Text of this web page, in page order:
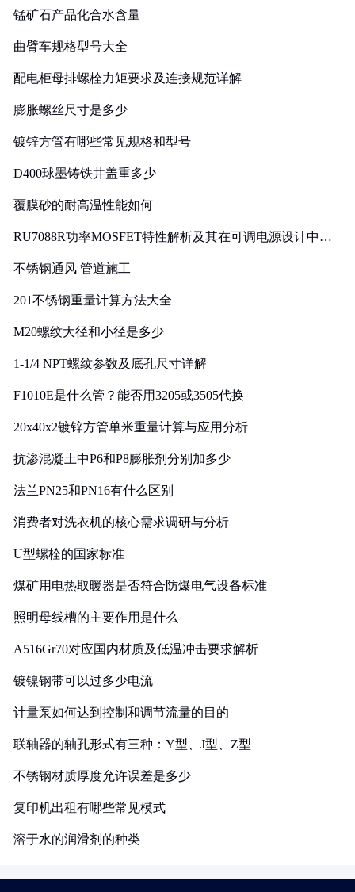
锰矿石产品化合水含量
曲臂车规格型号大全
配电柜母排螺栓力矩要求及连接规范详解
膨胀螺丝尺寸是多少
镀锌方管有哪些常见规格和型号
D400球墨铸铁井盖重多少
覆膜砂的耐高温性能如何
RU7088R功率MOSFET特性解析及其在可调电源设计中的
不锈钢通风 管道施工
201不锈钢重量计算方法大全
M20螺纹大径和小径是多少
1-1/4 NPT螺纹参数及底孔尺寸详解
F1010E是什么管？能否用3205或3505代换
20x40x2镀锌方管单米重量计算与应用分析
抗渗混凝土中P6和P8膨胀剂分别加多少
法兰PN25和PN16有什么区别
消费者对洗衣机的核心需求调研与分析
U型螺栓的国家标准
煤矿用电热取暖器是否符合防爆电气设备标准
照明母线槽的主要作用是什么
A516Gr70对应国内材质及低温冲击要求解析
镀镍钢带可以过多少电流
计量泵如何达到控制和调节流量的目的
联轴器的轴孔形式有三种：Y型、J型、Z型
不锈钢材质厚度允许误差是多少
复印机出租有哪些常见模式
溶于水的润滑剂的种类